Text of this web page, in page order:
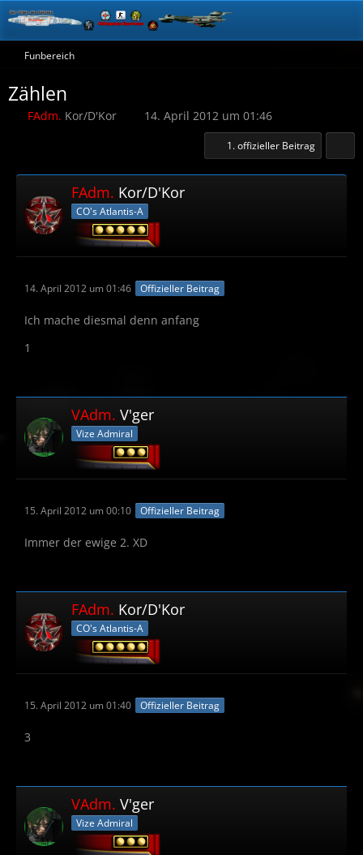
Funbereich
Zählen
FAdm. Kor/D'Kor 14. April 2012 um 01:46
1. offizieller Beitrag
FAdm. Kor/D'Kor
CO's Atlantis-A
14. April 2012 um 01:46 Offizieller Beitrag
Ich mache diesmal denn anfang
1
VAdm. V'ger
Vize Admiral
15. April 2012 um 00:10 Offizieller Beitrag
Immer der ewige 2. XD
FAdm. Kor/D'Kor
CO's Atlantis-A
15. April 2012 um 01:40 Offizieller Beitrag
3
VAdm. V'ger
Vize Admiral